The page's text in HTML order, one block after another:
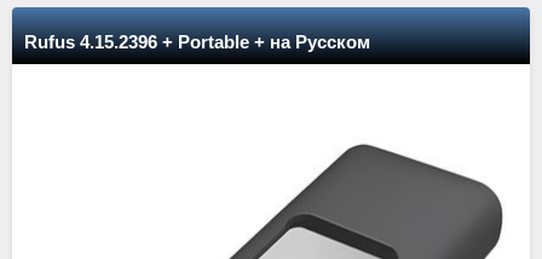
Rufus 4.15.2396 + Portable + на Русском